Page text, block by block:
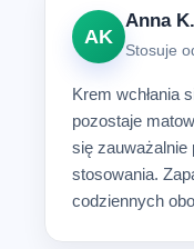
AK
Anna
Stosuje
Krem wchłania
pozostaje
się zauważalnie
stosowania.
codziennych